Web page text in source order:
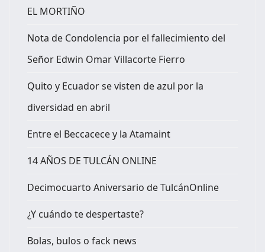
EL MORTIÑO
Nota de Condolencia por el fallecimiento del
Señor Edwin Omar Villacorte Fierro
Quito y Ecuador se visten de azul por la
diversidad en abril
Entre el Beccacece y la Atamaint
14 AÑOS DE TULCÁN ONLINE
Decimocuarto Aniversario de TulcánOnline
¿Y cuándo te despertaste?
Bolas, bulos o fack news